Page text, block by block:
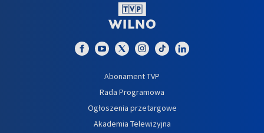
Abonament TVP
Rada Programowa
Ogłoszenia przetargowe
Akademia Telewizyjna